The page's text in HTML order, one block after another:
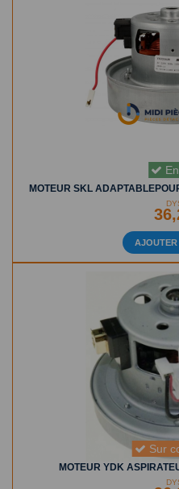
MOTEUR SKL
AJOUTER
Sur
MOTEUR YDK